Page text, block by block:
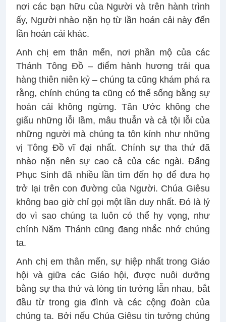
nơi các bạn hữu của Người và trên hành trình
ấy, Người nhào nặn họ từ lần hoán cải này đến
lần hoán cải khác.
Anh chị em thân mến, nơi phần mộ của các
Thánh Tông Đồ – điểm hành hương trải qua
hàng thiên niên kỷ – chúng ta cũng khám phá ra
rằng, chính chúng ta cũng có thể sống bằng sự
hoán cải không ngừng. Tân Ước không che
giấu những lỗi lầm, mâu thuẫn và cả tội lỗi của
những người mà chúng ta tôn kính như những
vị Tông Đồ vĩ đại nhất. Chính sự tha thứ đã
nhào nặn nên sự cao cả của các ngài. Đấng
Phục Sinh đã nhiều lần tìm đến họ để đưa họ
trở lại trên con đường của Người. Chúa Giêsu
không bao giờ chỉ gọi một lần duy nhất. Đó là lý
do vì sao chúng ta luôn có thể hy vọng, như
chính Năm Thánh cũng đang nhắc nhớ chúng
ta.
Anh chị em thân mến, sự hiệp nhất trong Giáo
hội và giữa các Giáo hội, được nuôi dưỡng
bằng sự tha thứ và lòng tin tưởng lẫn nhau, bắt
đầu từ trong gia đình và các cộng đoàn của
chúng ta. Bởi nếu Chúa Giêsu tin tưởng chúng